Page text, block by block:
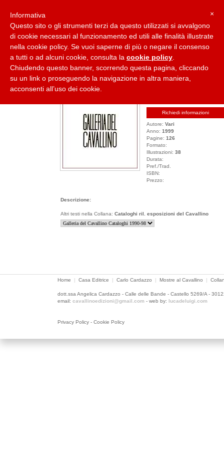
Collane Casa Editrice Carlo Cardazzo
GALLERIA DEL CAVALLINO CATALOGHI 1990-98
Richiedi informazioni
Autore: Vari
Anno: 1999
Pagine: 126
Formato:
Illustrazioni: 38
Durata:
Pref./Trad.
ISBN:
Prezzo:
Descrizione:
Altri testi nella Collana: Cataloghi ril. esposizioni del Cavallino
Home | Casa Editrice | Carlo Cardazzo | Mostre al Cavallino |
dott.ssa Angelica Cardazzo - Calle delle Bande - Castello 5269/A -
email: cavallinoedizioni@gmail.com - web by: lucadeluigi.com
Privacy Policy - Cookie Policy
×
Informativa
Questo sito o gli strumenti terzi da questo utilizzati si avvalgono
di cookie necessari al funzionamento ed utili alle finalità illustrate
nella cookie policy. Se vuoi saperne di più o negare il consenso
a tutti o ad alcuni cookie, consulta la cookie policy
Chiudendo questo banner, scorrendo questa pagina, cliccando
su un link o proseguendo la navigazione in altra maniera,
acconsenti all’uso dei cookie.